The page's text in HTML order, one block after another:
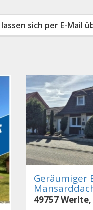
sich per E-Mail
Geräumiger
49757